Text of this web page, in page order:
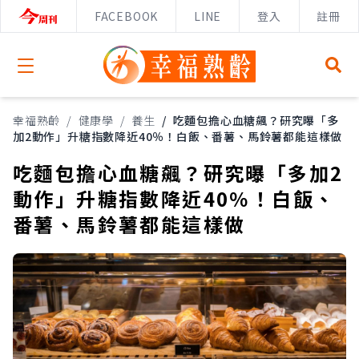
FACEBOOK LINE 登入 註冊
Open menu
幸福熟齡 / 健康學 / 養生 / 吃麵包擔心血糖飆？研究曝「多
加2動作」升糖指數降近40％！白飯、番薯、馬鈴薯都能這樣做
吃麵包擔心血糖飆？研究曝「多加2
動作」升糖指數降近40％！白飯、
番薯、馬鈴薯都能這樣做